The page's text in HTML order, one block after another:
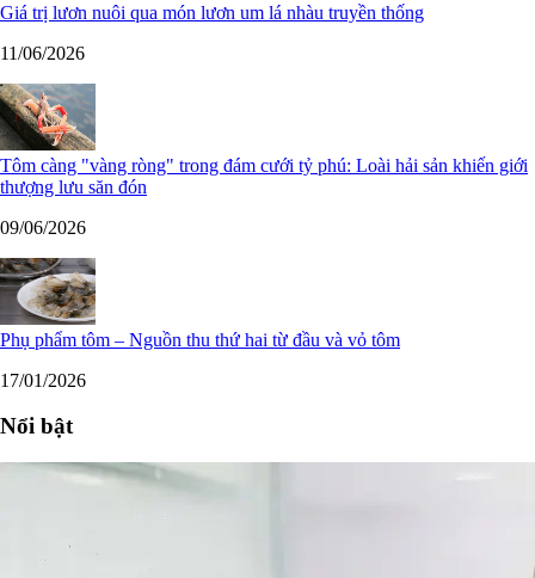
Giá trị lươn nuôi qua món lươn um lá nhàu truyền thống
11/06/2026
Tôm càng "vàng ròng" trong đám cưới tỷ phú: Loài hải sản khiến giới
thượng lưu săn đón
09/06/2026
Phụ phẩm tôm – Nguồn thu thứ hai từ đầu và vỏ tôm
17/01/2026
Nổi bật